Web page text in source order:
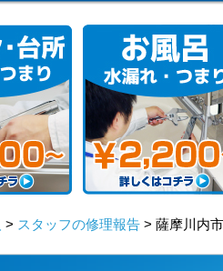
> スタッフの修理報告 > 薩摩川内